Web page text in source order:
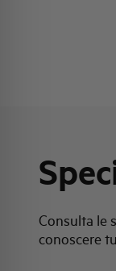
Consulta le
conoscere